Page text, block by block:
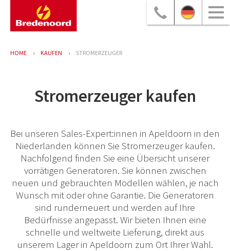
HOME KAUFEN STROMERZEUGER
Stromerzeuger kaufen
Bei unseren Sales-Expert:innen in Apeldoorn in den
Niederlanden können Sie Stromerzeuger kaufen.
Nachfolgend finden Sie eine Übersicht unserer
vorrätigen Generatoren. Sie können zwischen
neuen und gebrauchten Modellen wählen, je nach
Wunsch mit oder ohne Garantie. Die Generatoren
sind runderneuert und werden auf Ihre
Bedürfnisse angepasst. Wir bieten Ihnen eine
schnelle und weltweite Lieferung, direkt aus
unserem Lager in Apeldoorn zum Ort Ihrer Wahl.